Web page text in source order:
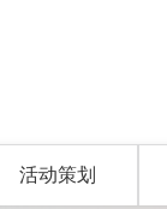
活动策划